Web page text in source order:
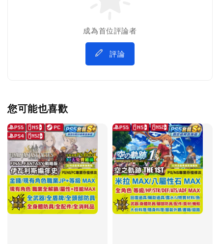
成為首位評論者
評論
您可能也喜歡